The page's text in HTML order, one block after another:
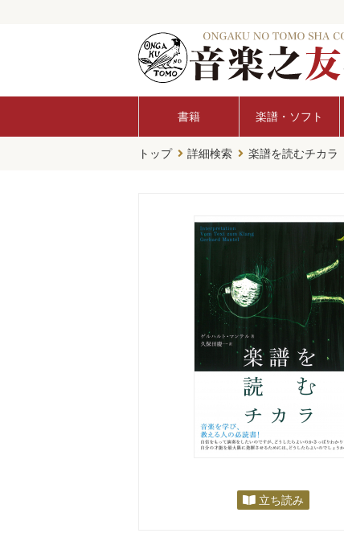
書籍 楽譜・ソフト
トップ 詳細検索 楽譜を読むチカラ
立ち読み